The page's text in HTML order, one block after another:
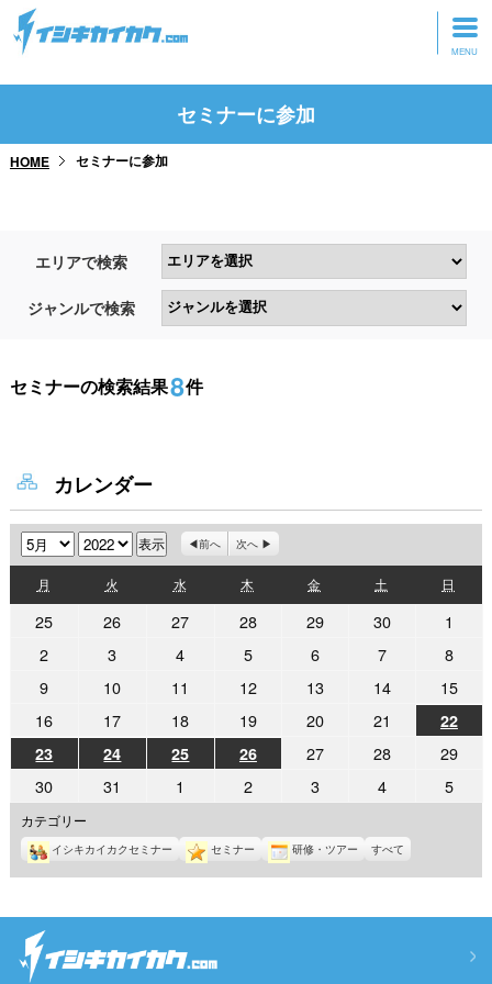
トップページ
研修・ツアーに参加
セミナーに参加
HOME セミナーに参加
エリアで検索
ジャンルで検索
セミナーの検索結果8件
カレンダー
月 年 前へ 次へ
月
曜
日
火
曜
日
水水
曜
日
木
曜
日
金金
曜
日
土
曜
日
日
曜
252022
日
262022
月
26
日
272022
日
282022
月
28
日
292022
月
29
302022
月
1
5
月
1
日
22022
月
2
日
32022
5
月
3
日
42022
5
月
4
日
52022
5
月
5
日
62022
5
月
6
72022
5
月
7
82022
5
月
8
92022
5
月
9
日
102022
5
月
日
11
5
月
日
122022
5
月
日
132022
5
月
日
142022
月
日
152022
年
5
月
日
162022
年
5
月
16
日
172022
年
5
日
182022
年
5
日
192022
年
5
日
202022
日
21
5
日
222022
年
5
22
232022
年
5
月
23
242022
年
24
252022
年
25
日
262022
年
26
日
272022
5
27
282022
5
28
292022
5
302022
年
5
月
30
31
年
5
月
31
1
年
6
月
1
22022
年
6
月
2
32022
年
6
月
3
42022
年
6
月
4
52022
年
5
カテゴリー
イシキカイカクセミナー セミナー 研修・ツアー すべて